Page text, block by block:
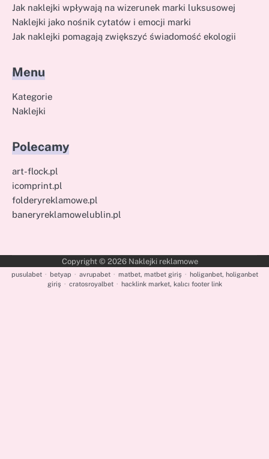
Jak naklejki wpływają na wizerunek marki luksusowej
Naklejki jako nośnik cytatów i emocji marki
Jak naklejki pomagają zwiększyć świadomość ekologii
Menu
Kategorie
Naklejki
Polecamy
art-flock.pl
icomprint.pl
folderyreklamowe.pl
baneryreklamowelublin.pl
Copyright © 2026 Naklejki reklamowe
pusulabet · betyap · avrupabet · matbet, matbet giriş · holiganbet, holiganbet
giriş · cratosroyalbet · hacklink market, kalıcı footer link